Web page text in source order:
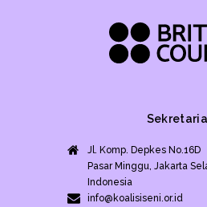
Jl. Komp. Depkes No.16D
Pasar Minggu, Jakarta
Indonesia
info@koalisiseni.or.id